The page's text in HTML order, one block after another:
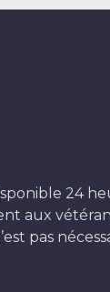
24
aux
pas